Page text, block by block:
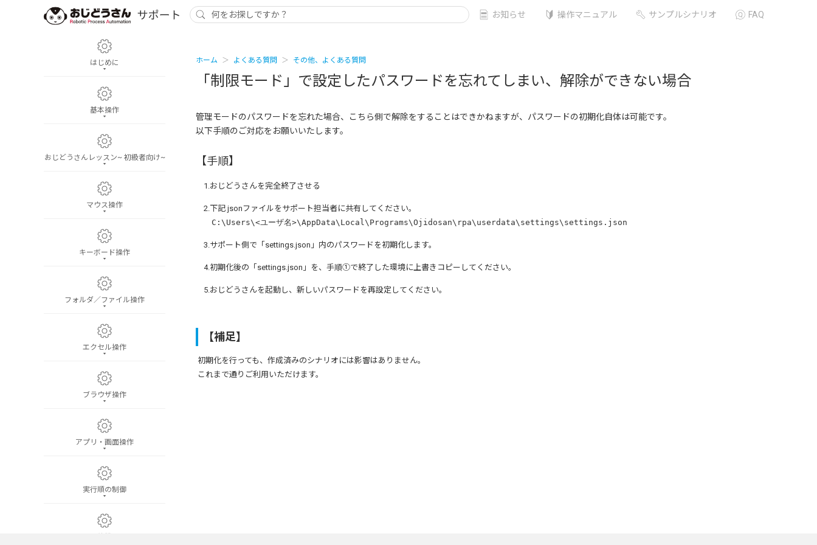
お知らせ 操作マニュアル サンプルシナリオ FAQ
はじめに
基本操作
おじどうさんレッスン~ 初級者向け~
マウス操作
キーボード操作
フォルダ／ファイル操作
エクセル操作
ブラウザ操作
アプリ・画面操作
実行順の制御
ホーム よくある質問 その他、よくある質問
「制限モード」で設定したパスワードを忘れてしまい、解除ができない場合
管理モードのパスワードを忘れた場合、こちら側で解除をすることはできかねますが、パスワードの初期化自体は可能です。
以下手順のご対応をお願いいたします。
【手順】
1.おじどうさんを完全終了させる
2.下記 json ファイルをサポート担当者に共有してください。
C:\Users\<ユーザ名>\AppData\Local\Programs\Ojidosan\rpa\userdata\settings\settings.json
3.サポート側で「settings.json」内のパスワードを初期化します。
4.初期化後の「settings.json」を、手順①で終了した環境に上書きコピーしてください。
5.おじどうさんを起動し、新しいパスワードを再設定してください。
【補足】
初期化を行っても、作成済みのシナリオには影響はありません。
これまで通りご利用いただけます。